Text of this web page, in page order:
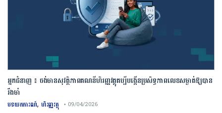
អ្នកជំនាញ ៖ ចង់មានសុវត្ថិភាពគណនីហិរញ្ញវត្ថុគប្បីបង្កើនប្រសិទ្ធភាពលេខសម្ងាត់ឱ្យបាន
រឹងមាំ
បទយកការណ៍, ហិរញ្ញវត្ថុ • 09/04/2026